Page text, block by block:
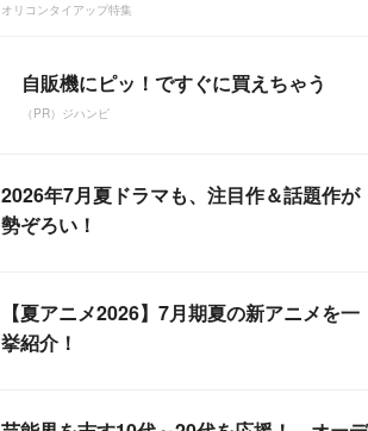
オリコンタイアップ特集
自販機にピッ！ですぐに買えちゃう
（PR）ジハンピ
2026年7月夏ドラマも、注目作＆話題作が
勢ぞろい！
【夏アニメ2026】7月期夏の新アニメを一
挙紹介！